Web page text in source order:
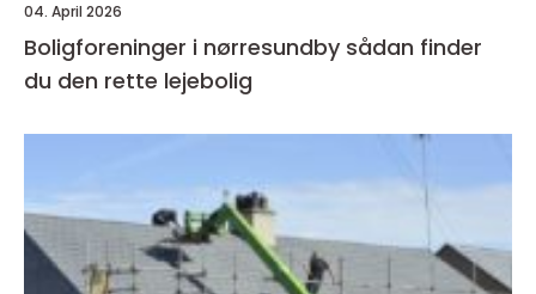
04. April 2026
Boligforeninger i nørresundby sådan finder
du den rette lejebolig